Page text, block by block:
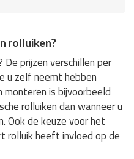
rolluiken?
prijzen verschillen per
u zelf neemt hebben
is bijvoorbeeld
rolluiken dan wanneer u
Ook de keuze voor het
rolluik heeft invloed op de